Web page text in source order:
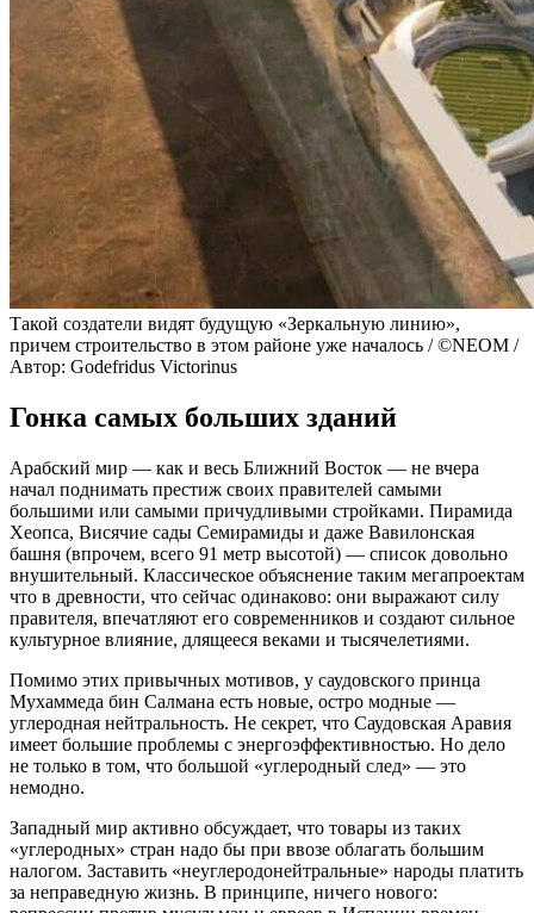
Такой создатели видят будущую «Зеркальную линию»,
причем строительство в этом районе уже началось / ©NEOM /
Автор: Godefridus Victorinus
Гонка самых больших зданий
Арабский мир — как и весь Ближний Восток — не вчера
начал поднимать престиж своих правителей самыми
большими или самыми причудливыми стройками. Пирамида
Хеопса, Висячие сады Семирамиды и даже Вавилонская
башня (впрочем, всего 91 метр высотой) — список довольно
внушительный. Классическое объяснение таким мегапроектам
что в древности, что сейчас одинаково: они выражают силу
правителя, впечатляют его современников и создают сильное
культурное влияние, длящееся веками и тысячелетиями.
Помимо этих привычных мотивов, у саудовского принца
Мухаммеда бин Салмана есть новые, остро модные —
углеродная нейтральность. Не секрет, что Саудовская Аравия
имеет большие проблемы с энергоэффективностью. Но дело
не только в том, что большой «углеродный след» — это
немодно.
Западный мир активно обсуждает, что товары из таких
«углеродных» стран надо бы при ввозе облагать большим
налогом. Заставить «неуглеродонейтральные» народы платить
за неправедную жизнь. В принципе, ничего нового: